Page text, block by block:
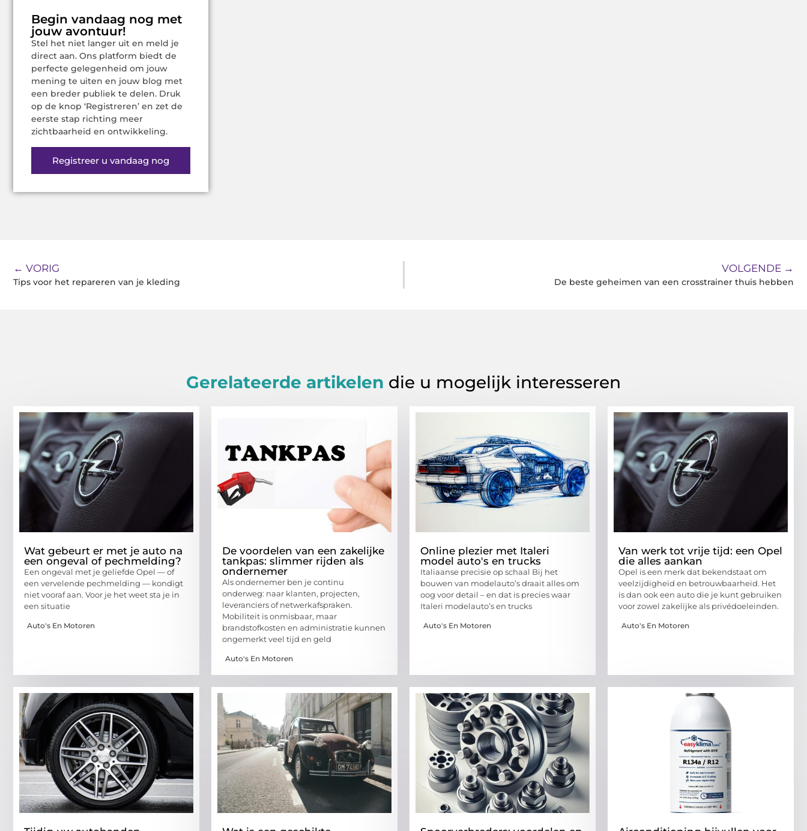
Begin vandaag nog met
jouw avontuur!
Stel het niet langer uit en meld je
direct aan. Ons platform biedt de
perfecte gelegenheid om jouw
mening te uiten en jouw blog met
een breder publiek te delen. Druk
op de knop ‘Registreren’ en zet de
eerste stap richting meer
zichtbaarheid en ontwikkeling.
Registreer u vandaag nog
← VORIG
Tips voor het repareren van je kleding
VOLGENDE →
De beste geheimen van een crosstrainer thuis hebben
Gerelateerde artikelen die u mogelijk interesseren
Wat gebeurt er met je auto na
een ongeval of pechmelding?
Een ongeval met je geliefde Opel — of
een vervelende pechmelding — kondigt
niet vooraf aan. Voor je het weet sta je in
een situatie
Auto's En Motoren
De voordelen van een zakelijke
tankpas: slimmer rijden als
ondernemer
Als ondernemer ben je continu
onderweg: naar klanten, projecten,
leveranciers of netwerkafspraken.
Mobiliteit is onmisbaar, maar
brandstofkosten en administratie kunnen
ongemerkt veel tijd en geld
Auto's En Motoren
Online plezier met Italeri
model auto's en trucks
Italiaanse precisie op schaal Bij het
bouwen van modelauto’s draait alles om
oog voor detail – en dat is precies waar
Italeri modelauto’s en trucks
Auto's En Motoren
Van werk tot vrije tijd: een Opel
die alles aankan
Opel is een merk dat bekendstaat om
veelzijdigheid en betrouwbaarheid. Het
is dan ook een auto die je kunt gebruiken
voor zowel zakelijke als privédoeleinden.
Auto's En Motoren